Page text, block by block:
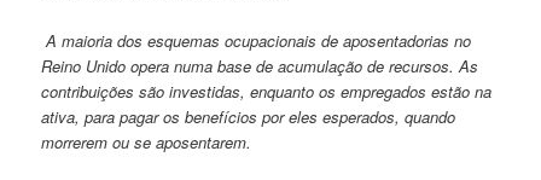
A maioria dos esquemas ocupacionais de aposentadorias no
Reino Unido opera numa base de acumulação de recursos. As
contribuições são investidas, enquanto os empregados estão na
ativa, para pagar os benefícios por eles esperados, quando
morrerem ou se aposentarem.